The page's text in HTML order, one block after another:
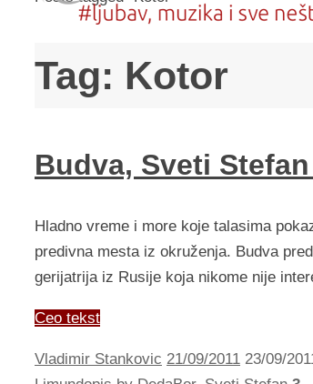
Tag: Kotor
Budva, Sveti
Hladno vreme i more koje talasima
predivna mesta iz okruženja. Budva
gerijatrija iz Rusije koja nikome nije
Ceo tekst
Vladimir Stankovic 21/09/2011 23/09/